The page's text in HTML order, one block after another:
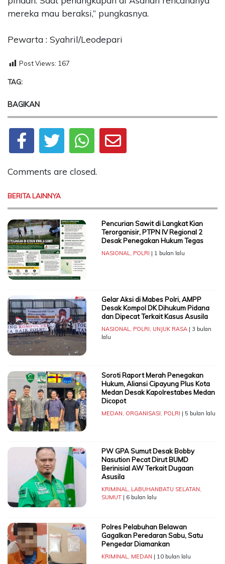
mereka mau beraksi,” pungkasnya.
Pewarta : Syahril/Leodepari
Post Views: 167
TAG:
BAGIKAN
Comments are closed.
BERITA LAINNYA
Pencurian Sawit di Langkat Kian
Terorganisir, PTPN IV Regional 2
Desak Penegakan Hukum Tegas
NASIONAL, POLRI | 1 bulan lalu
Gelar Aksi di Mabes Polri, AMPP
Desak Kompol DK Dihukum Pidana
dan Dipecat Terkait Kasus Asusila
NASIONAL, POLRI, UNJUK RASA| 3 bulan
lalu
Soroti Raport Merah Penegakan
Hukum, Aliansi Cipayung Plus Kota
Medan Desak Kapolrestabes Medan
Dicopot
MEDAN, ORGANISASI, POLRI | 5 bulan lalu
PW GPA Sumut Desak Bobby
Nasution Pecat Dirut BUMD
Berinisial AW Terkait Dugaan
Asusila
KRIMINAL, LABUHANBATU SELATAN,
SUMUT| 6 bulan lalu
Polres Pelabuhan Belawan
Gagalkan Peredaran Sabu, Satu
Pengedar Diamankan
KRIMINAL, MEDAN | 10 bulan lalu